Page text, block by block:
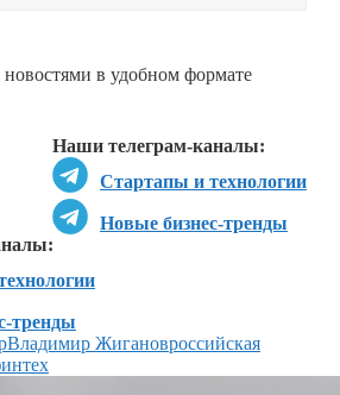
в удобном формате
Наши телеграм-каналы:
Стартапы и технологии
Новые бизнес-тренды
тренды
Владимир Жигановроссийская